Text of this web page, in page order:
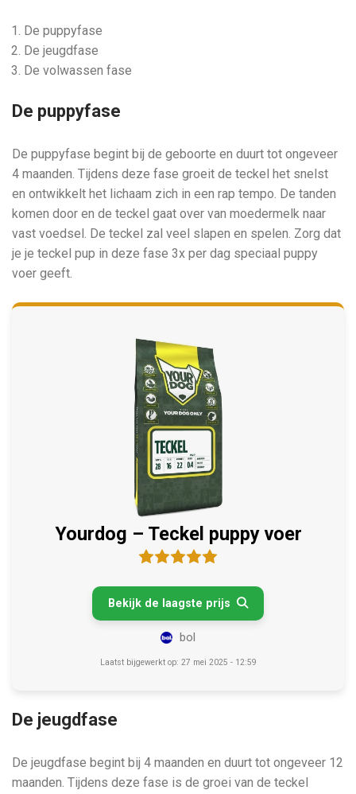
De puppyfase
De jeugdfase
De volwassen fase
De puppyfase
De puppyfase begint bij de geboorte en duurt tot ongeveer
4 maanden. Tijdens deze fase groeit de teckel het snelst
en ontwikkelt het lichaam zich in een rap tempo. De tanden
komen door en de teckel gaat over van moedermelk naar
vast voedsel. De teckel zal veel slapen en spelen. Zorg dat
je je teckel pup in deze fase 3x per dag speciaal puppy
voer geeft.
Yourdog – Teckel puppy voer
Bekijk de laagste prijs 
bol
Laatst bijgewerkt op: 27 mei 2025 - 12:59
De jeugdfase
De jeugdfase begint bij 4 maanden en duurt tot ongeveer 12
maanden. Tijdens deze fase is de groei van de teckel